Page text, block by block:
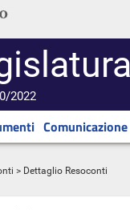
2022
Comunicazione
> Dettaglio Resoconti